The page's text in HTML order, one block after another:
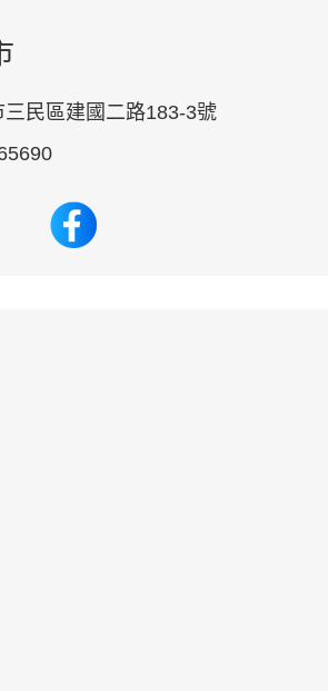
三民區建國二路183-3號